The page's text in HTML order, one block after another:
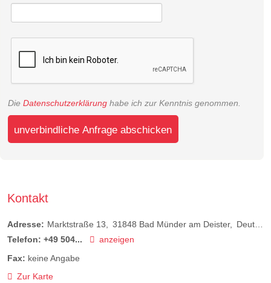
Die Datenschutzerklärung habe ich zur Kenntnis genommen.
unverbindliche Anfrage abschicken
Kontakt
Adresse: Marktstraße 13 31848 Bad Münder am Deister
Deutschland
Telefon: +49 504...
anzeigen
Fax: keine Angabe
Zur Karte